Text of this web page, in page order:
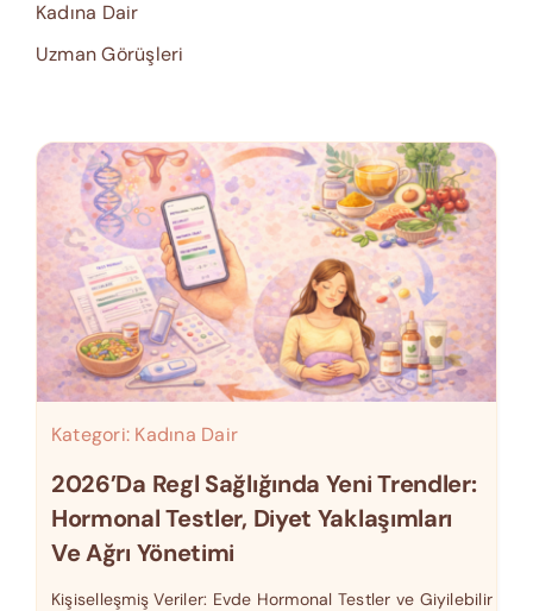
Kadına Dair
Uzman Görüşleri
Kategori: Kadına Dair
2026’da Regl Sağlığında Yeni Trendler:
Hormonal Testler, Diyet Yaklaşımları
Ve Ağrı Yönetimi
Kişiselleşmiş Veriler: Evde Hormonal Testler ve Giyilebilir